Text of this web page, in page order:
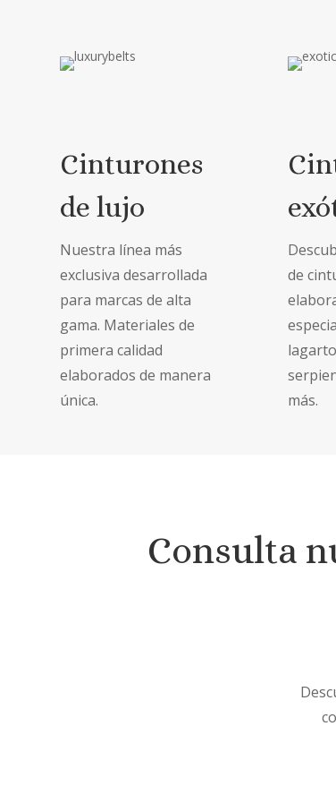
Cinturones
de lujo
Nuestra línea más
exclusiva desarrollada
para marcas de alta
gama. Materiales de
primera calidad
elaborados de manera
única.
de
más.
Consulta